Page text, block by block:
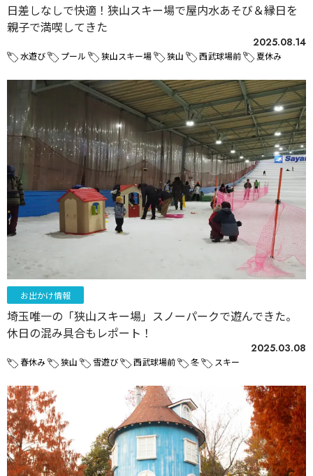
日差しなしで快適！狭山スキー場で屋内水あそび＆縁日を
親子で満喫してきた
2025.08.14
水遊び プール 狭山スキー場 狭山 西武球場前 夏休み
お出かけ情報
埼玉唯一の「狭山スキー場」スノーパークで遊んできた。
休日の混み具合もレポート！
2025.03.08
春休み 狭山 雪遊び 西武球場前 冬 スキー